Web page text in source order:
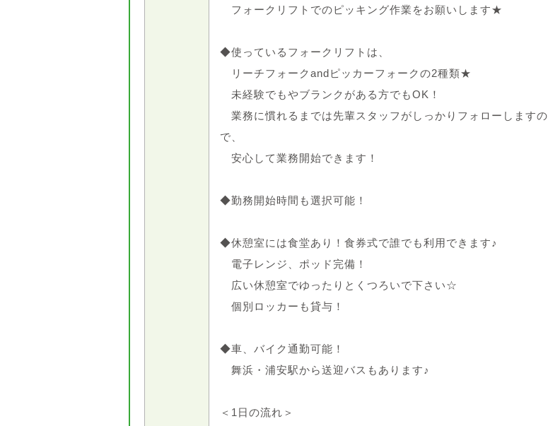
フォークリフトでのピッキング作業をお願いします★
◆使っているフォークリフトは、
リーチフォークandピッカーフォークの2種類★
未経験でもやブランクがある方でもOK！
業務に慣れるまでは先輩スタッフがしっかりフォローしますの
で、
安心して業務開始できます！
◆勤務開始時間も選択可能！
◆休憩室には食堂あり！食券式で誰でも利用できます♪
電子レンジ、ポッド完備！
広い休憩室でゆったりとくつろいで下さい☆
個別ロッカーも貸与！
◆車、バイク通勤可能！
舞浜・浦安駅から送迎バスもあります♪
＜1日の流れ＞